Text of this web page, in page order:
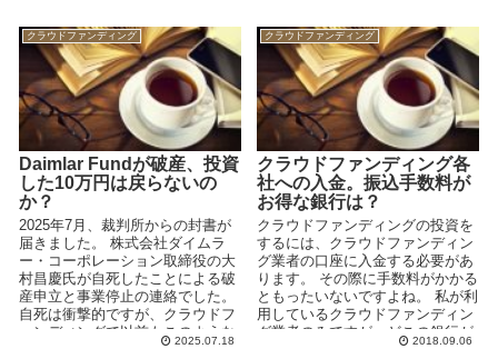
クラウドファンディング
Daimlar Fundが破産、投資
した10万円は戻らないの
か？
2025年7月、裁判所からの封書が
届きました。 株式会社ダイムラ
ー・コーポレーション取締役の大
村昌慶氏が自死したことによる破
産申立と事業停止の連絡でした。
自死は衝撃的ですが、クラウドフ
ァンディングで以前もこのような
ことがあったのを思い...
2025.07.18
クラウドファンディング
クラウドファンディング各
社への入金。振込手数料が
お得な銀行は？
クラウドファンディングの投資を
するには、クラウドファンディン
グ業者の口座に入金する必要があ
ります。 その際に手数料がかかる
ともったいないですよね。 私が利
用しているクラウドファンディン
グ業者のみですが、どこの銀行が
振込手数料がお得な...
2018.09.06